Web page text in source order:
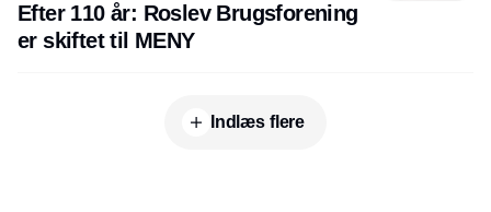
Efter 110 år: Roslev Brugsforening
er skiftet til MENY
Indlæs flere